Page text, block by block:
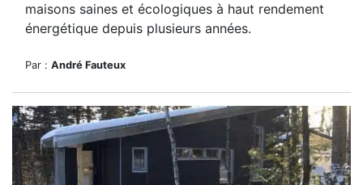
maisons saines et écologiques à haut rendement
énergétique depuis plusieurs années.
Par : André Fauteux